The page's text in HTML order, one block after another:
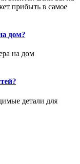
прибыть в самое
дом?
на дом
детали для